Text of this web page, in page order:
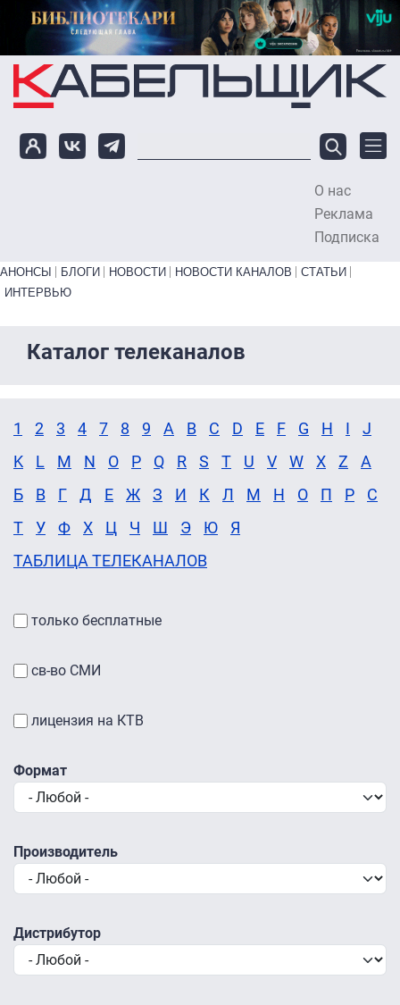
Перейти к основному содержанию
О нас
Реклама
Подписка
Primary links bottom
АНОНСЫ БЛОГИ НОВОСТИ НОВОСТИ КАНАЛОВ
СТАТЬИ
ИНТЕРВЬЮ
Каталог телеканалов
1 2 3 4 7 8 9 A B C D E F G H I
J
K
L M N O P Q R S T U V W X Z
А
Б
В Г Д Е Ж З И К Л М Н О П Р
С
Т
У Ф Х Ц Ч Ш Э Ю
Я
ТАБЛИЦА ТЕЛЕКАНАЛОВ
только бесплатные
св-во СМИ
лицензия на КТВ
Формат
Производитель
Дистрибутор